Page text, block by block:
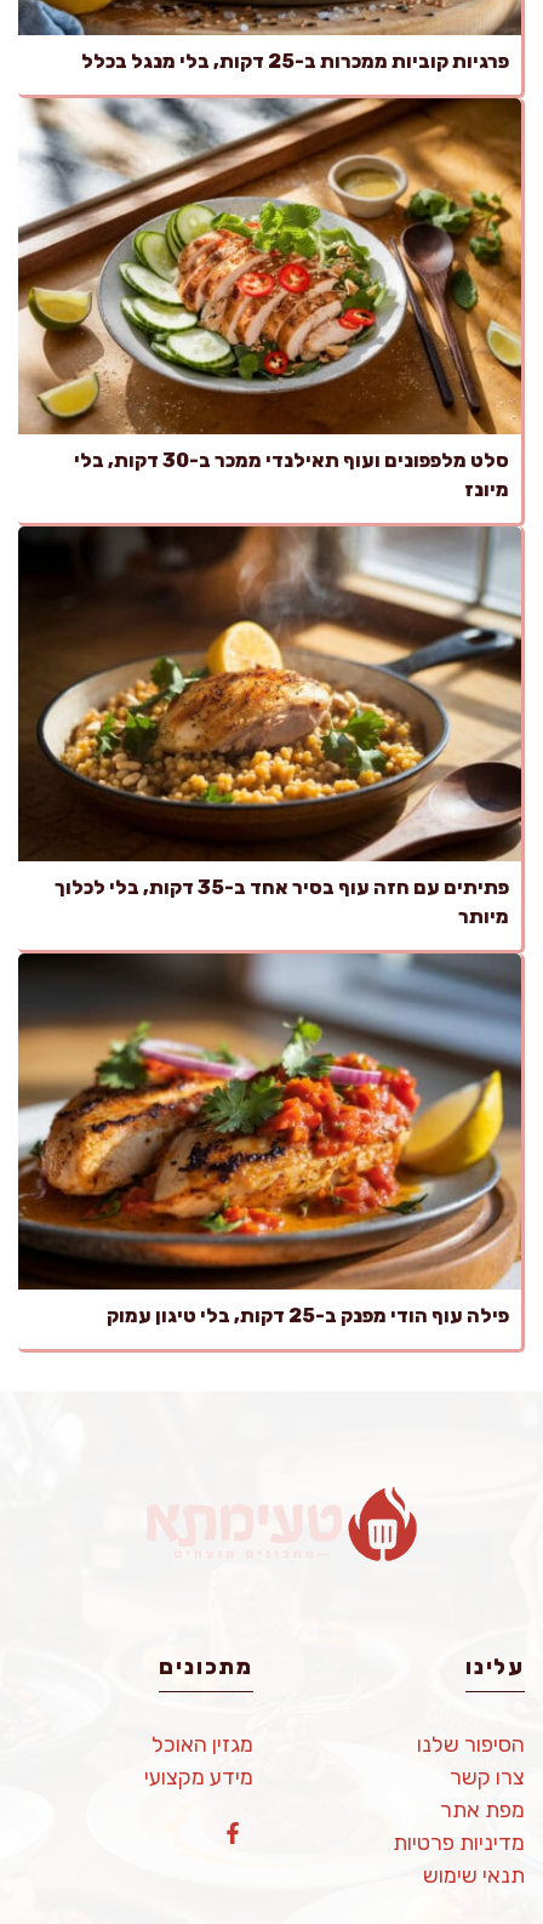
פרגיות קוביות ממכרות ב-25 דקות, בלי מנגל בכלל
סלט מלפפונים ועוף תאילנדי ממכר ב-30 דקות, בלי
מיונז
פתיתים עם חזה עוף בסיר אחד ב-35 דקות, בלי לכלוך
מיותר
פילה עוף הודי מפנק ב-25 דקות, בלי טיגון עמוק
עלינו
הסיפור שלנו
צרו קשר
מפת אתר
מדיניות פרטיות
תנאי שימוש
מתכונים
מגזין האוכל
מידע מקצועי